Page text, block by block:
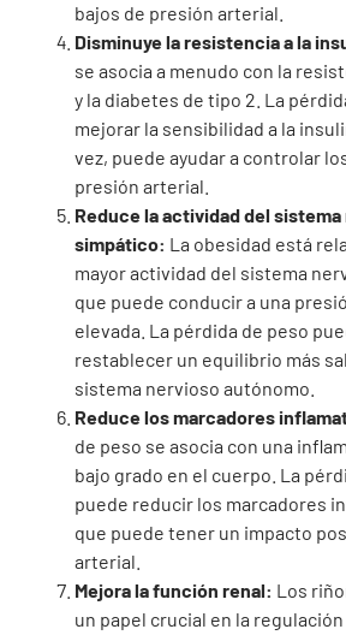
bajos de presión arterial.
Disminuye la resistencia a la
se asocia a menudo con la
y la diabetes de tipo 2. La
mejorar la sensibilidad a la
vez, puede ayudar a controlar
presión arterial.
Reduce la actividad del
simpático: La obesidad está
mayor actividad del sistema
que puede conducir a una
elevada. La pérdida de peso
restablecer un equilibrio más
sistema nervioso autónomo.
Reduce los marcadores
de peso se asocia con una
bajo grado en el cuerpo. La
puede reducir los marcadores
que puede tener un impacto
arterial.
Mejora la función renal: Los
un papel crucial en la